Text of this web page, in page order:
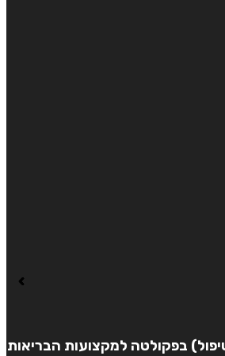
בפקולטה למקצועות הבריאות